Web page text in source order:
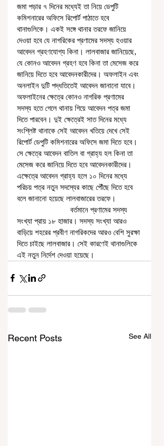
জমা পড়ার ৭ দিনের মধ্যেই তা নিয়ে ডেপুটি
কমিশনারের অফিসে রিপোর্ট পাঠাতে হবে
থানাগুলিকে। একই সঙ্গে থানার তরফে জানিয়ে
দেওয়া হবে যে নাগরিকের প্রণামের সদস্য হওয়ার
আবেদন গ্রহণযোগ্য কিনা। লালবাজার জানিয়েছে,
যে কোনও আবেদন গ্রহণ হবে কিনা তা মেসেজ করে
জানিয়ে দিতে হবে আবেদনকারীদের। অফলাইন এবং
অনলাইন দুটি পদ্ধতিতেই আবেদন জানানো যাবে।
অফলাইনের ক্ষেত্রে কোনও নাগরিক প্রণামের
সদস্য হতে গেলে থানায় গিয়ে আবেদন পত্র জমা
দিতে পারবেন। দুই ক্ষেত্রেই সাত দিনের মধ্যে
সংশ্লিষ্ট থানাকে সেই আবেদন খতিয়ে দেখে সেই
রিপোর্ট ডেপুটি কমিশনারের অফিসে জমা দিতে হবে।
সে ক্ষেত্রে আবেদন বাতিল বা গ্রাহ্য হল কিনা তা
মেসেজ করে জানিয়ে দিতে হবে আবেদনকারীদের।
এক্ষেত্রে আবেদন গ্রাহ্য হলে ১০ দিনের মধ্যে
পরিচয় পত্র নতুন সদস্যের কাছে পৌঁছে দিতে হবে
বলে জানানো হয়েছে লালবাজারের তরফে।
সংখ্যা প্রায় ১৮ হাজার। সদস্য সংখ্যা আরও
বাড়িয়ে শহরের প্রবীণ নাগরিকদের আরও বেশি সুরক্ষা
দিতে চাইছে লালবাজার। সেই কারণেই থানাগুলিকে
এই নতুন নির্দেশ দেওয়া হয়েছে।
Recent Posts See All